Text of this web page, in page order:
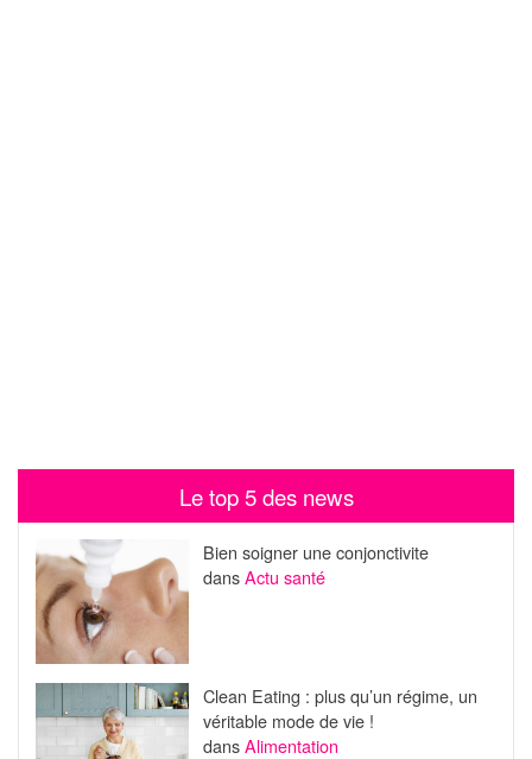
Le top 5 des news
Bien soigner une conjonctivite
dansActu santé
Clean Eating : plus qu’un régime, un
véritable mode de vie !
dansAlimentation